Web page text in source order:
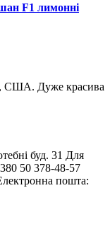
F1 лимонні
США. Дуже красива
буд. 31 Для
50 378-48-57
пошта: